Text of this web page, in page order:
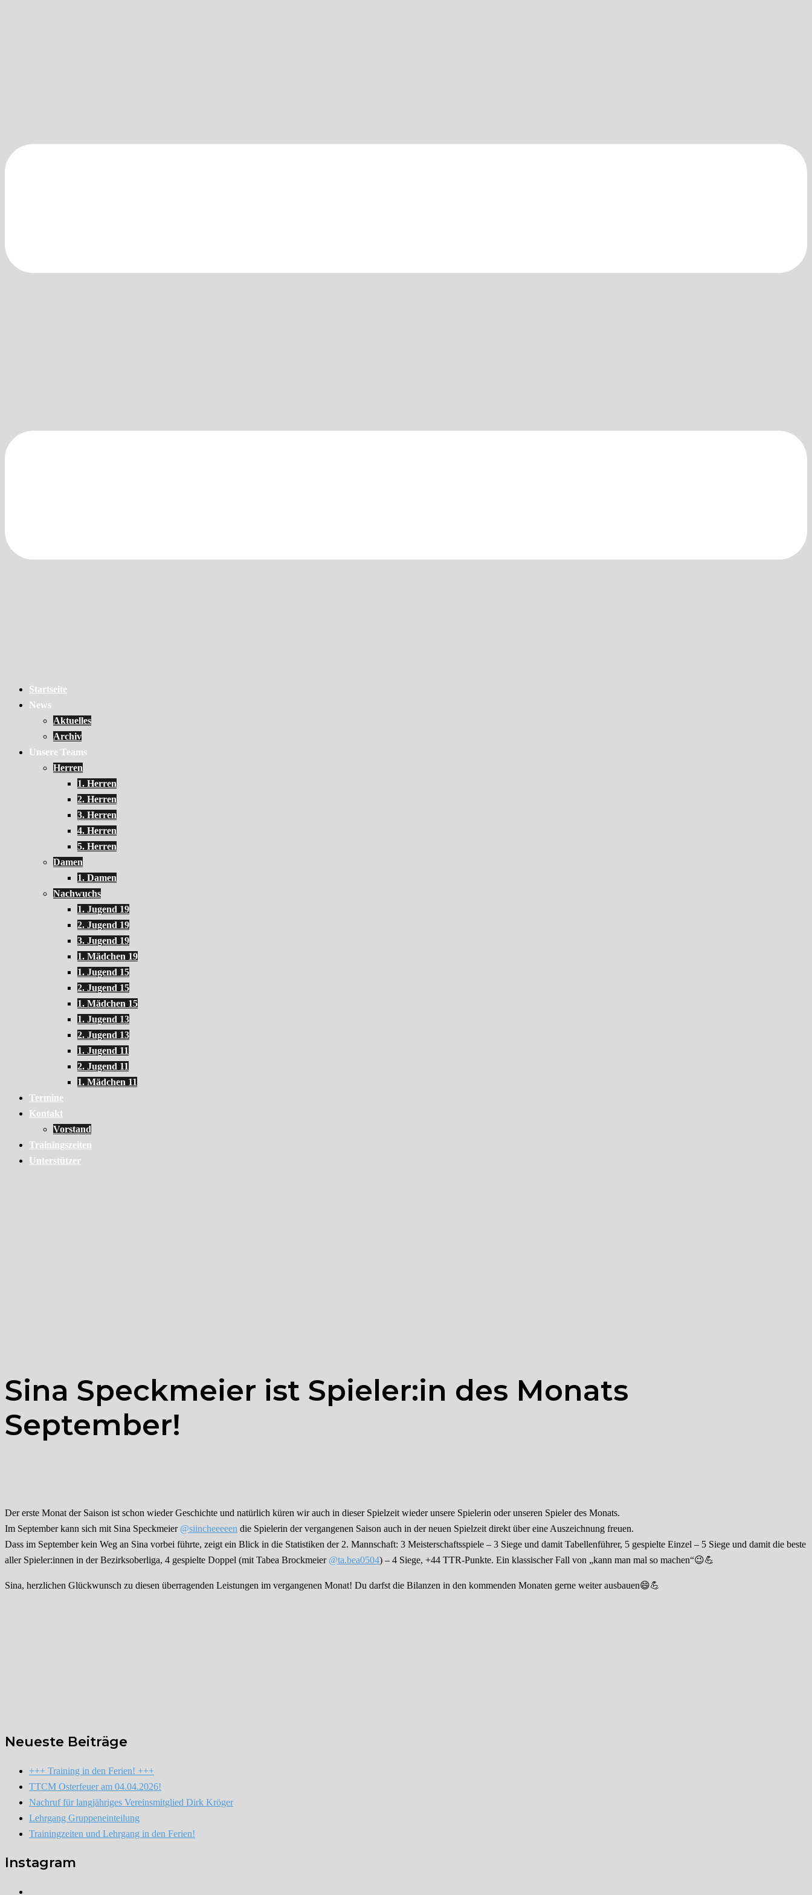
Startseite
News
Aktuelles
Archiv
Unsere Teams
Herren
1. Herren
2. Herren
3. Herren
4. Herren
5. Herren
Damen
1. Damen
Nachwuchs
1. Jugend 19
2. Jugend 19
3. Jugend 19
1. Mädchen 19
1. Jugend 15
2. Jugend 15
1. Mädchen 15
1. Jugend 13
2. Jugend 13
1. Jugend 11
2. Jugend 11
1. Mädchen 11
Termine
Kontakt
Vorstand
Trainingszeiten
Unterstützer
Sina Speckmeier ist Spieler:in des Monats
September!
Der erste Monat der Saison ist schon wieder Geschichte und natürlich küren wir auch in dieser Spielzeit wieder unsere Spielerin oder unseren Spieler des Monats.
Im September kann sich mit Sina Speckmeier @siincheeeeen die Spielerin der vergangenen Saison auch in der neuen Spielzeit direkt über eine Auszeichnung freuen.
Dass im September kein Weg an Sina vorbei führte, zeigt ein Blick in die Statistiken der 2. Mannschaft: 3 Meisterschaftsspiele – 3 Siege und damit Tabellenführer, 5 gespielte Einzel – 5 Siege und damit die beste
aller Spieler:innen in der Bezirksoberliga, 4 gespielte Doppel (mit Tabea Brockmeier @ta.bea0504) – 4 Siege, +44 TTR-Punkte. Ein klassischer Fall von „kann man mal so machen“😉💪
Sina, herzlichen Glückwunsch zu diesen überragenden Leistungen im vergangenen Monat! Du darfst die Bilanzen in den kommenden Monaten gerne weiter ausbauen😄💪
Neueste Beiträge
+++ Training in den Ferien! +++
TTCM Osterfeuer am 04.04.2026!
Nachruf für langjähriges Vereinsmitglied Dirk Kröger
Lehrgang Gruppeneinteilung
Trainingzeiten und Lehrgang in den Ferien!
Instagram